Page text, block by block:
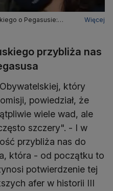
o Pegasusie:
I to dla niego jest
Więcej
przybliża nas
który
powiedział, że
wiele wad, ale
szczery". - I w
przybliża nas do
która - od początku to
potwierdzenie tej
afer w historii III